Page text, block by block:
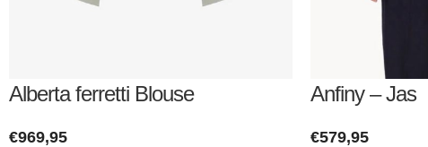
Alberta ferretti Blouse
€969,95
Anfiny – Jas
€579,95